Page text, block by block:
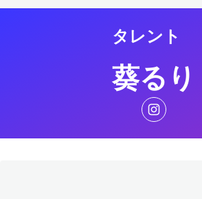
タレント
葵るり